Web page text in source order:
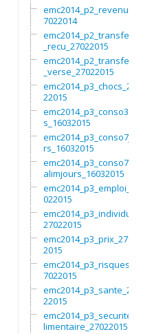
emc2014_p2_revenus_2
7022014
emc2014_p2_transfert
_recu_27022015
emc2014_p2_transfert
_verse_27022015
emc2014_p3_chocs_270
22015
emc2014_p3_conso3moi
s_16032015
emc2014_p3_conso7jou
rs_16032015
emc2014_p3_conso7non
alimjours_16032015
emc2014_p3_emploi_27
022015
emc2014_p3_individu_
27022015
emc2014_p3_prix_2702
2015
emc2014_p3_risques_2
7022015
emc2014_p3_sante_270
22015
emc2014_p3_securitea
limentaire_27022015